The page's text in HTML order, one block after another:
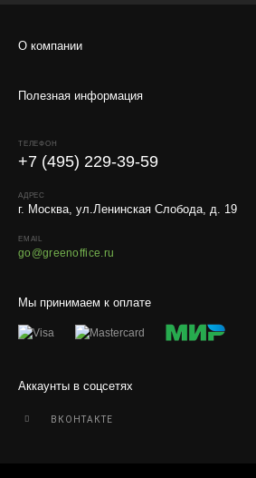
О компании
Полезная информация
Мы принимаем к оплате
Аккаунты в соцсетях
ВКОНТАКТЕ
ТЕЛЕФОН
+7 (495) 229-39-59
АДРЕС
г. Москва, ул.Ленинская Слобода, д. 19
EMAIL
go@greenoffice.ru